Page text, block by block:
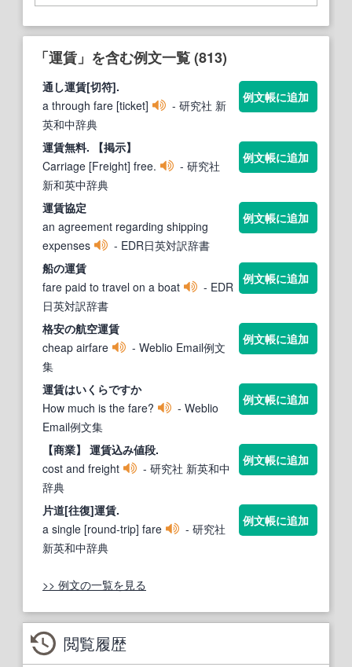
「運賃」を含む例文一覧 (813)
通し運賃[切符].
a through fare [ticket]
- 研究社 新
英和中辞典
例文帳に追加
運賃無料. 【掲示】
Carriage [Freight] free.
- 研究社
新和英中辞典
例文帳に追加
運賃協定
an agreement regarding shipping
expenses
- EDR日英対訳辞書
例文帳に追加
船の運賃
fare paid to travel on a boat
- EDR
日英対訳辞書
例文帳に追加
格安の航空運賃
cheap airfare
- Weblio Email例文
集
例文帳に追加
運賃はいくらですか
How much is the fare?
- Weblio
Email例文集
例文帳に追加
【商業】 運賃込み値段.
cost and freight
- 研究社 新英和中
辞典
例文帳に追加
片道[往復]運賃.
a single [round‐trip] fare
- 研究社
新英和中辞典
例文帳に追加
>> 例文の一覧を見る
閲覧履歴